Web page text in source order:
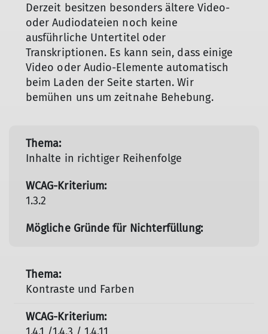
Derzeit besitzen besonders ältere Video-
oder Audiodateien noch keine
ausführliche Untertitel oder
Transkriptionen. Es kann sein, dass einige
Video oder Audio-Elemente automatisch
beim Laden der Seite starten. Wir
bemühen uns um zeitnahe Behebung.
Inhalte in richtiger Reihenfolge
1.3.2
Kontraste und Farben